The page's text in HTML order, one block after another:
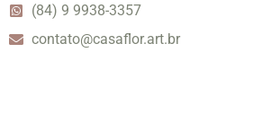
(84) 9 9938-3357
contato@casaflor.art.br